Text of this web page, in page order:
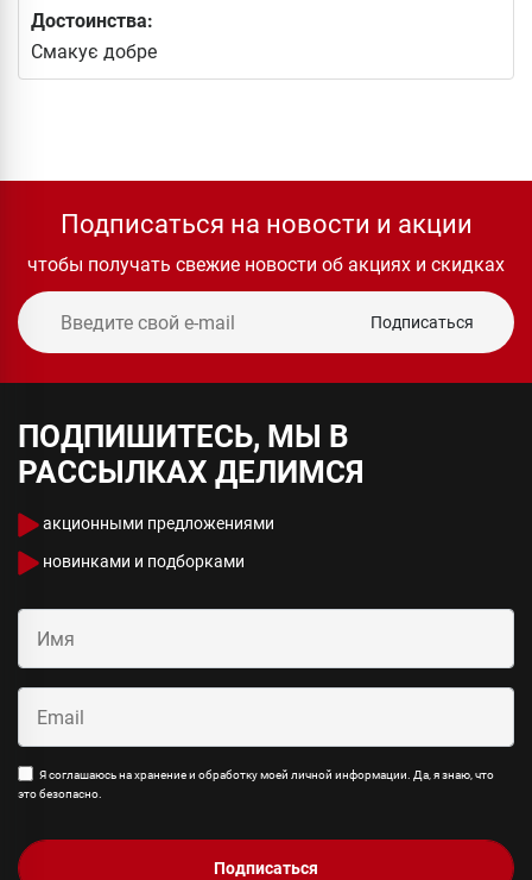
Достоинства:
Смакує добре
Подписаться на новости и акции
чтобы получать свежие новости об акциях и скидках
Подписаться
ПОДПИШИТЕСЬ, МЫ В
РАССЫЛКАХ ДЕЛИМСЯ
акционными предложениями
новинками и подборками
Я соглашаюсь на хранение и обработку моей личной информации. Да, я знаю, что
это безопасно.
Подписаться